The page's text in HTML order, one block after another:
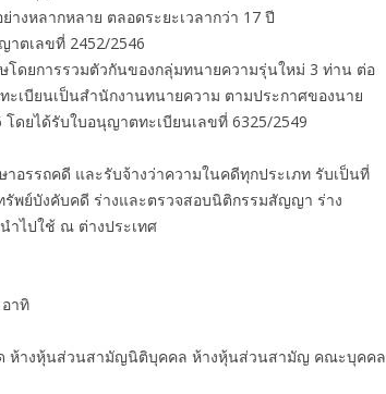
างหลากหลาย ตลอดระยะเวลากว่า 17 ปี
ตเลขที่ 2452/2546
ดยการรวมตัวกันของกลุ่มทนายความรุ่นใหม่ 3 ท่าน ต่อ
ะเบียนเป็นสำนักงานทนายความ ตามประกาศของนาย
ดยได้รับใบอนุญาตทะเบียนเลขที่ 6325/2549
รรถคดี และรับจ้างว่าความในคดีทุกประเภท รับเป็นที่
พย์บังคับคดี ร่างและตรวจสอบนิติกรรมสัญญา ร่าง
ำไปใช้ ณ ต่างประเทศ
าทิ
ห้างหุ้นส่วนสามัญนิติบุคคล ห้างหุ้นส่วนสามัญ คณะบุคคล